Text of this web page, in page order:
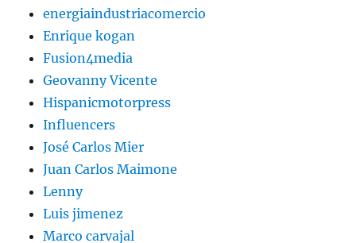
energiaindustriacomercio
Enrique kogan
Fusion4media
Geovanny Vicente
Hispanicmotorpress
Influencers
José Carlos Mier
Juan Carlos Maimone
Lenny
Luis jimenez
Marco carvajal